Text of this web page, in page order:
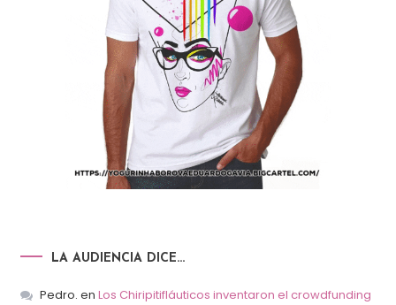
LA AUDIENCIA DICE…
Pedro. en Los Chiripitifláuticos inventaron el crowdfunding